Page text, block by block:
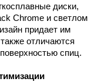
диски,
Chrome и светлом
придает им
отличаются
спиц.